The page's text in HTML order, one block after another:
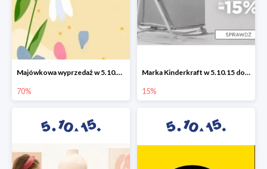
Majówkowa wyprzedaż w 5.10.15 do -70%
70%
Marka Kinderkraft w 5.10.15 do -15%
15%